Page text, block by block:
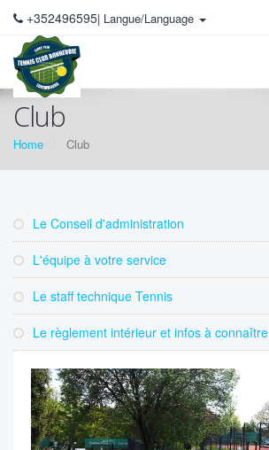
+352496595 | Langue/Language
Club
Home Club
Le Conseil d'administration
L'équipe à votre service
Le staff technique Tennis
Le règlement intérieur et infos à connaître